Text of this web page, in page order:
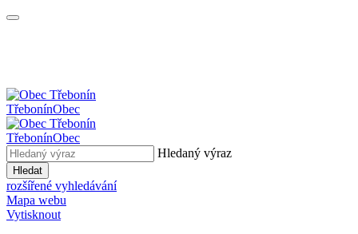
TřebonínObec
TřebonínObec
Hledaný výraz
Hledat
rozšířené vyhledávání
Mapa webu
Vytisknout